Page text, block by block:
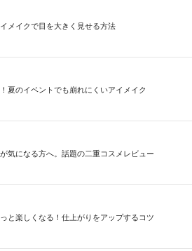
メイクで目を大きく見せる方法
夏のイベントでも崩れにくいアイメイク
気になる方へ。話題の二重コスメレビュー
と楽しくなる！仕上がりをアップするコツ